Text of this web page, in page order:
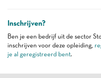
Inschrijven?
Ben je een bedrijf uit de sector
inschrijven voor deze opleiding,
je al geregistreerd bent.